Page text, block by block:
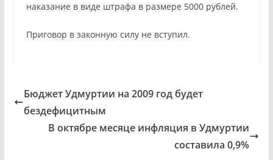
наказание в виде штрафа в размере 5000 рублей.
Приговор в законную силу не вступил.
Бюджет Удмуртии на 2009 год будет
бездефицитным
В октябре месяце инфляция в Удмуртии
составила 0,9%